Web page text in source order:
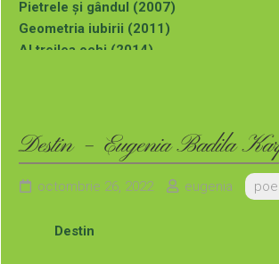
Pietrele și gândul (2007)
Geometria iubirii (2011)
Al treilea ochi (2014)
Puteți comanda aceste cărți (cu autograful
adresa de mai jos:
Destin – Eugenia Badila
octombrie 26, 2022 eugenia
Destin